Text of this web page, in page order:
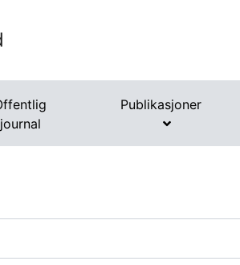
journal
Publikasjoner